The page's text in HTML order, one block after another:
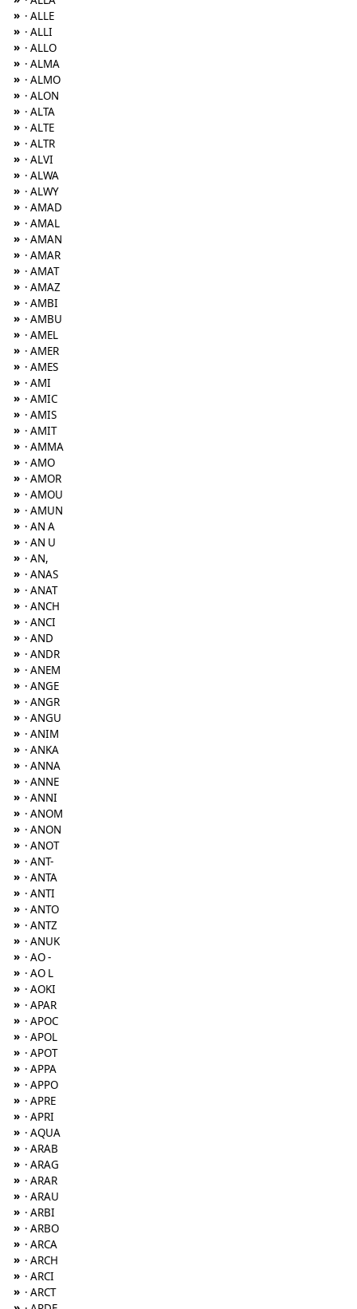
» · ALLE
» · ALLI
» · ALLO
» · ALMA
» · ALMO
» · ALON
» · ALTA
» · ALTE
» · ALTR
» · ALVI
» · ALWA
» · ALWY
» · AMAD
» · AMAL
» · AMAN
» · AMAR
» · AMAT
» · AMAZ
» · AMBI
» · AMBU
» · AMEL
» · AMER
» · AMES
» · AMI
» · AMIC
» · AMIS
» · AMIT
» · AMMA
» · AMO
» · AMOR
» · AMOU
» · AMUN
» · AN A
» · AN U
» · AN,
» · ANAS
» · ANAT
» · ANCH
» · ANCI
» · AND
» · ANDR
» · ANEM
» · ANGE
» · ANGR
» · ANGU
» · ANIM
» · ANKA
» · ANNA
» · ANNE
» · ANNI
» · ANOM
» · ANON
» · ANOT
» · ANT-
» · ANTA
» · ANTI
» · ANTO
» · ANTZ
» · ANUK
» · AO -
» · AO L
» · AOKI
» · APAR
» · APOC
» · APOL
» · APOT
» · APPA
» · APPO
» · APRE
» · APRI
» · AQUA
» · ARAB
» · ARAG
» · ARAR
» · ARAU
» · ARBI
» · ARBO
» · ARCA
» · ARCH
» · ARCI
» · ARCT